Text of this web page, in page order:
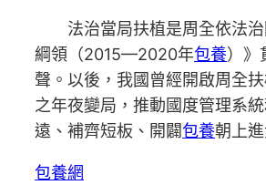
法治當局扶植是周全依法治
綱領（2015—2020年包養）》
聲。以後，我國曾經開啟周全
之年夜變局，推動國度管理系
遠、補齊短板、開闢包養朝上
包養網